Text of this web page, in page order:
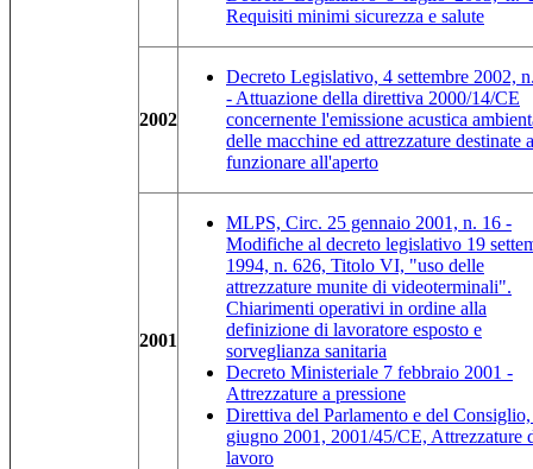
Requisiti minimi sicurezza e salute
2002
Decreto Legislativo, 4 settembre 2002,
- Attuazione della direttiva 2000/14/CE
concernente l'emissione acustica
delle macchine ed attrezzature destinate a
funzionare all'aperto
2001
MLPS, Circ. 25 gennaio 2001, n. 16 -
Modifiche al decreto legislativo 19
1994, n. 626, Titolo VI, "uso delle
attrezzature munite di videoterminali".
Chiarimenti operativi in ordine alla
definizione di lavoratore esposto e
sorveglianza sanitaria
Decreto Ministeriale 7 febbraio 2001 -
Attrezzature a pressione
Direttiva del Parlamento e del
giugno 2001, 2001/45/CE, Attrezzature
lavoro